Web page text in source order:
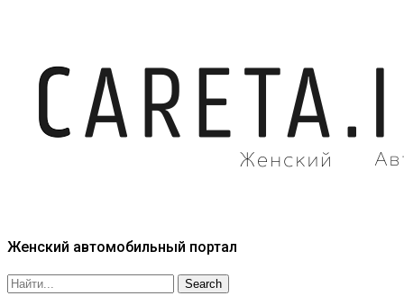
Женский автомобильный портал